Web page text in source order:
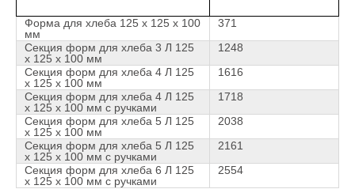
Форма для хлеба 125 х 125 х 100
мм
371
Секция форм для хлеба 3 Л 125
х 125 х 100 мм
1248
Секция форм для хлеба 4 Л 125
х 125 х 100 мм
1616
Секция форм для хлеба 4 Л 125
х 125 х 100 мм с ручками
1718
Секция форм для хлеба 5 Л 125
х 125 х 100 мм
2038
Секция форм для хлеба 5 Л 125
х 125 х 100 мм с ручками
2161
Секция форм для хлеба 6 Л 125
х 125 х 100 мм с ручками
2554